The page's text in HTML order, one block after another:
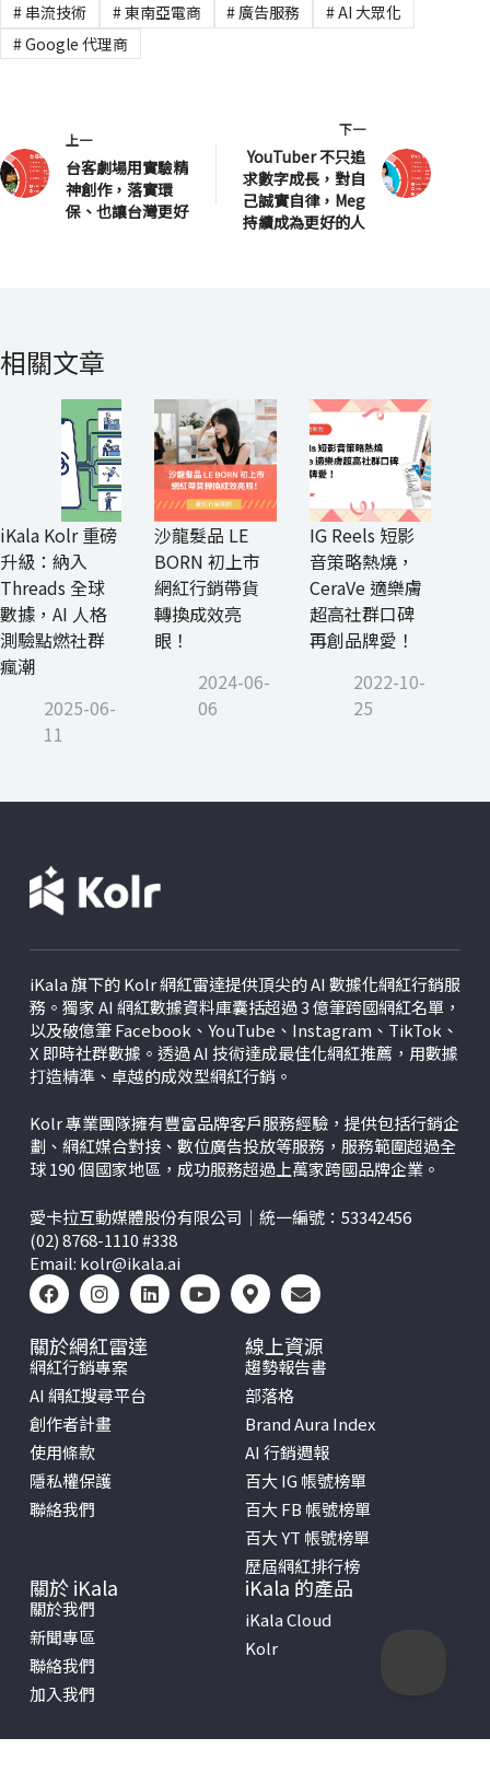
#串流技術 #東南亞電商 #廣告服務 #AI 大眾化
#Google 代理商
上一
台客劇場用實驗精
神創作，落實環
保、也讓台灣更好
下一
YouTuber 不只追
求數字成長，對自
己誠實自律，Meg
持續成為更好的人
相關文章
iKala Kolr 重磅
升級：納入
Threads 全球
數據，AI 人格
測驗點燃社群
瘋潮
2025-06-
11
沙龍髮品 LE
BORN 初上市
網紅行銷帶貨
轉換成效亮
眼！
2024-06-
06
IG Reels 短影
音策略熱燒，
CeraVe 適樂膚
超高社群口碑
再創品牌愛！
2022-10-
25
iKala 旗下的 Kolr 網紅雷達提供頂尖的 AI 數據化網紅行銷服
務。獨家 AI 網紅數據資料庫囊括超過 3 億筆跨國網紅名單，
以及破億筆 Facebook、YouTube、Instagram、TikTok、
X 即時社群數據。透過 AI 技術達成最佳化網紅推薦，用數據
打造精準、卓越的成效型網紅行銷。
Kolr 專業團隊擁有豐富品牌客戶服務經驗，提供包括行銷企
劃、網紅媒合對接、數位廣告投放等服務，服務範圍超過全
球 190 個國家地區，成功服務超過上萬家跨國品牌企業。
愛卡拉互動媒體股份有限公司｜統一編號：53342456
(02) 8768-1110 #338
Email: kolr@ikala.ai
關於網紅雷達
網紅行銷專案
AI 網紅搜尋平台
創作者計畫
使用條款
隱私權保護
聯絡我們
線上資源
趨勢報告書
部落格
Brand Aura Index
AI 行銷週報
百大 IG 帳號榜單
百大 FB 帳號榜單
百大 YT 帳號榜單
歷屆網紅排行榜
關於 iKala
關於我們
新聞專區
聯絡我們
加入我們
iKala 的產品
iKala Cloud
Kolr